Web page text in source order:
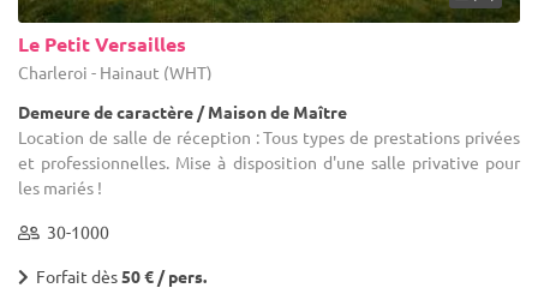
Le Petit Versailles
Charleroi - Hainaut (WHT)
Demeure de caractère / Maison de Maître
Location de salle de réception : Tous types de prestations privées
et professionnelles. Mise à disposition d'une salle privative pour
les mariés !
30-1000
Forfait dès 50 € / pers.